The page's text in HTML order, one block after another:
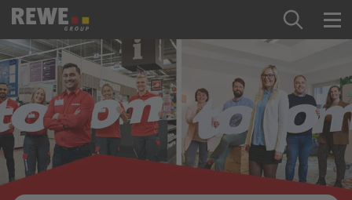
Zum Inhalt springen
Startseite
REWE Group als Arbeitgeber
Ausbildung & Studium
Praktikum & Werkstudium